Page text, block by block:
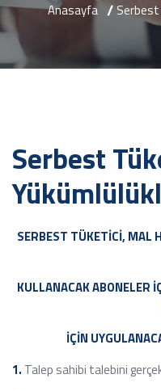
Anasayfa Serbest
Serbest
SERBEST TÜKETİCİ, MAL
KULLANACAK ABONELER
İÇİN
1. Talep sahibi talebini